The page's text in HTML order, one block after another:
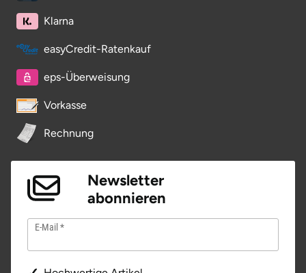
Klarna
easyCredit-Ratenkauf
eps-Überweisung
Vorkasse
Rechnung
Newsletter
abonnieren
E-Mail